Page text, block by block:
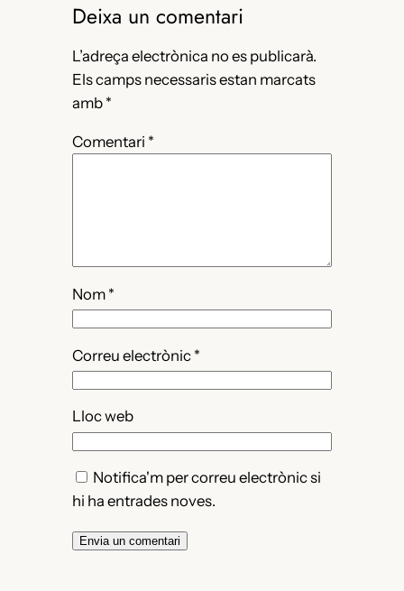
Deixa un comentari
L’adreça electrònica no es publicarà.
Els camps necessaris estan marcats
amb *
Comentari *
Nom *
Correu electrònic *
Lloc web
Notifica'm per correu electrònic si
hi ha entrades noves.